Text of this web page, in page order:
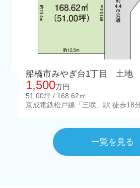
船橋市みやぎ台1丁目 土地
1,500万円
51.00坪 / 168.62㎡
京成電鉄松戸線「三咲」駅 徒歩18
一覧を見る